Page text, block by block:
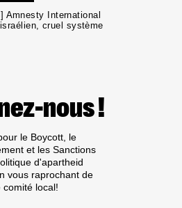
Amnesty International
cruel système
nous !
le Boycott, le
et les Sanctions
d'apartheid
vous raprochant de
comité local!